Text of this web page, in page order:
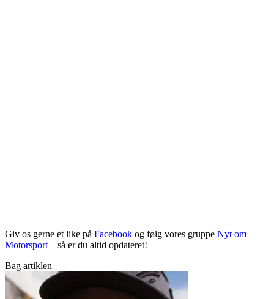
Giv os gerne et like på Facebook og følg vores gruppe Nyt om
Motorsport – så er du altid opdateret!
Bag artiklen